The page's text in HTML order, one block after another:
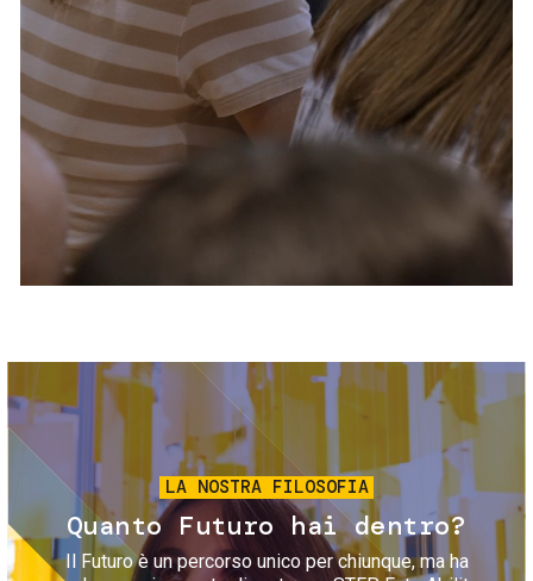
Servizi e accessibilità
Contatti
FAQ
Biglietti
Immagine
LA NOSTRA FILOSOFIA
Quanto Futuro hai dentro?
Il Futuro è un percorso unico per chiunque, ma ha